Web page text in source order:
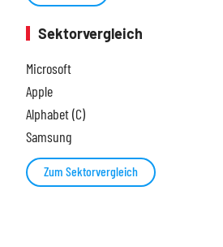
Sektorvergleich
Microsoft
Apple
Alphabet (C)
Samsung
Zum Sektorvergleich